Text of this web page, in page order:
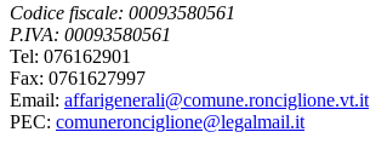
Codice fiscale: 00093580561
P.IVA: 00093580561
Tel: 076162901
Fax: 0761627997
Email: affarigenerali@comune.ronciglione.vt.it
PEC: comuneronciglione@legalmail.it